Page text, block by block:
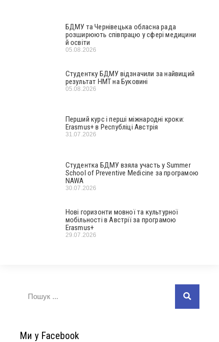
БДМУ та Чернівецька обласна рада
розширюють співпрацю у сфері медицини
й освіти
05.08.2026
Студентку БДМУ відзначили за найвищий
результат НМТ на Буковині
05.08.2026
Перший курс і перші міжнародні кроки:
Erasmus+ в Республіці Австрія
31.07.2026
Студентка БДМУ взяла участь у Summer
School of Preventive Medicine за програмою
NAWA
30.07.2026
Нові горизонти мовної та культурної
мобільності в Австрії за програмою
Erasmus+
29.07.2026
Ми у Facebook